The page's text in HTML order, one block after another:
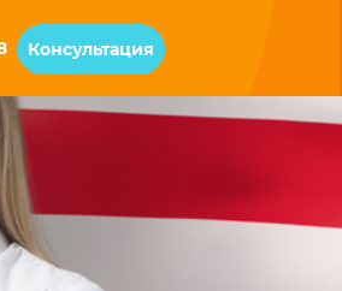
Консультация